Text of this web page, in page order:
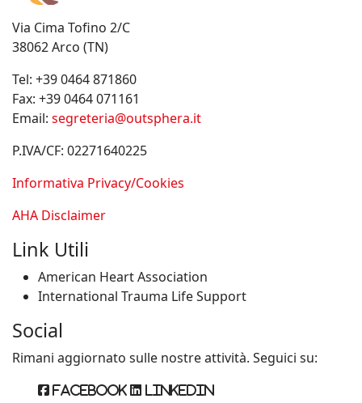
Via Cima Tofino 2/C
38062 Arco (TN)
Tel: +39 0464 871860
Fax: +39 0464 071161
Email: segreteria@outsphera.it
P.IVA/CF: 02271640225
Informativa Privacy/Cookies
AHA Disclaimer
Link Utili
American Heart Association
International Trauma Life Support
Social
Rimani aggiornato sulle nostre attività. Seguici su:
Facebook Linkedin